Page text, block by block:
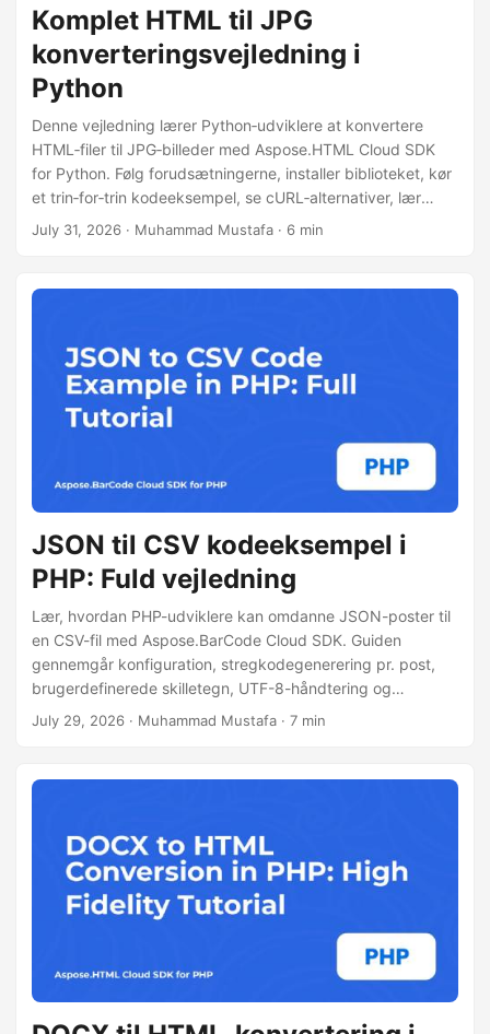
Komplet HTML til JPG
konverteringsvejledning i
Python
Denne vejledning lærer Python‑udviklere at konvertere
HTML‑filer til JPG‑billeder med Aspose.HTML Cloud SDK
for Python. Følg forudsætningerne, installer biblioteket, kør
et trin‑for‑trin kodeeksempel, se cURL‑alternativer, lær
performance‑tips, licensinformation.
July 31, 2026 · Muhammad Mustafa · 6 min
JSON til CSV kodeeksempel i
PHP: Fuld vejledning
Lær, hvordan PHP-udviklere kan omdanne JSON-poster til
en CSV-fil med Aspose.BarCode Cloud SDK. Guiden
gennemgår konfiguration, stregkodegenerering pr. post,
brugerdefinerede skilletegn, UTF-8-håndtering og
ydeevnetips. Fuld kode og cURL-eksempel medfølger.
July 29, 2026 · Muhammad Mustafa · 7 min